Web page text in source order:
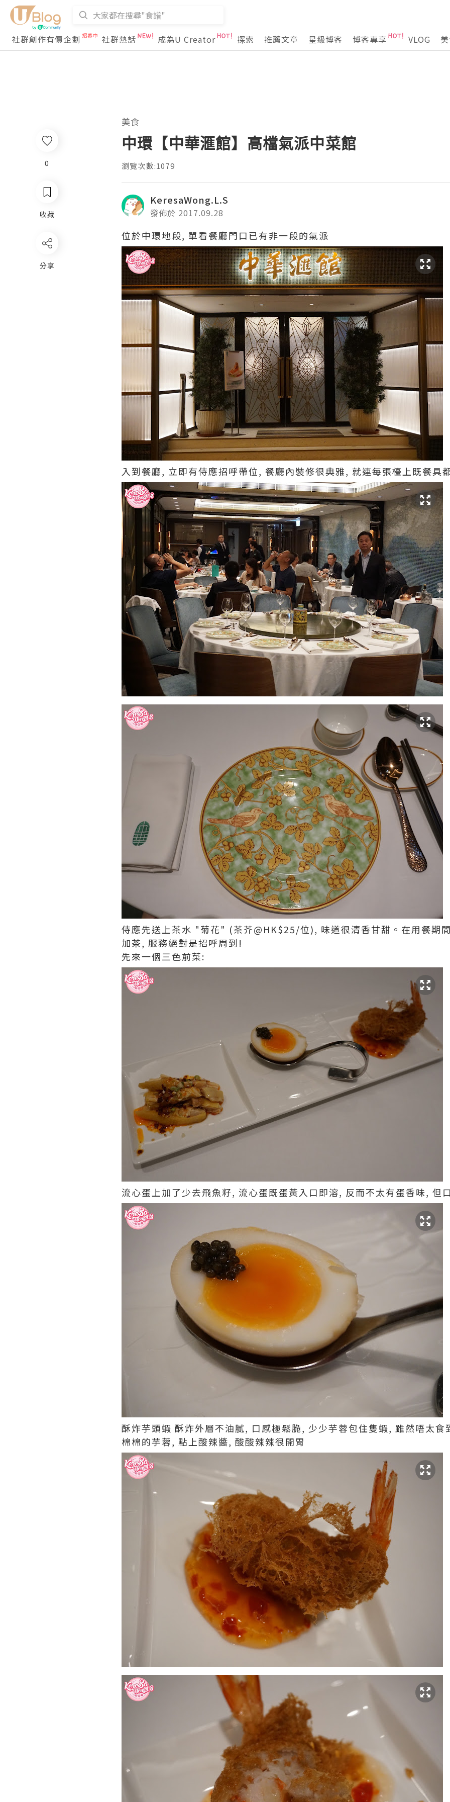
社群創作有價企劃 社群熱話 成為U Creator 探索 推薦文章 星級博客 博客專享 VLOG
0
收藏
分享
美食
中環【中華滙館】高檔氣派中菜館
瀏覽次數:1079
KeresaWong.L.S
發佈於 2017.09.28
位於中環地段, 單看餐廳門口已有非一段的氣派
入到餐廳, 立即有侍應招呼帶位, 餐廳內裝修很典雅, 就連每張檯上既餐具
侍應先送上茶水 "菊花" (茶芥@HK$25/位), 味道很清香甘甜。在用餐期
加茶, 服務絕對是招呼周到!
先來一個三色前菜:
流心蛋上加了少去飛魚籽, 流心蛋既蛋黃入口即溶, 反而不太有蛋香味, 但
酥炸芋頭蝦 酥炸外層不油膩, 口感極鬆脆, 少少芋蓉包住隻蝦, 雖然唔太
棉棉的芋蓉, 點上酸辣醬, 酸酸辣辣很開胃